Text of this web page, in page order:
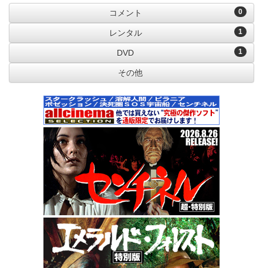
0
コメント
1
レンタル
1
DVD
その他